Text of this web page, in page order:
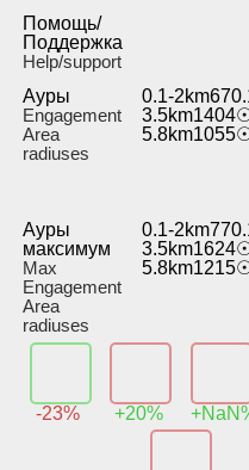
Помощь/
Поддержка
Help/support
Ауры
Engagement
Area
radiuses
0.1-
Ауры
максимум
Max
Engagement
Area
radiuses
0.1-
-23% +20%